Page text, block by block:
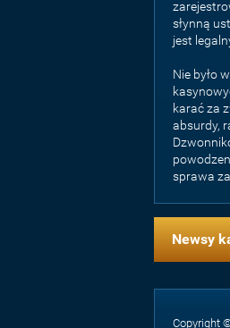
słynną
jest
Nie było
karać za
absurdy,
sprawa
Newsy
Copyright